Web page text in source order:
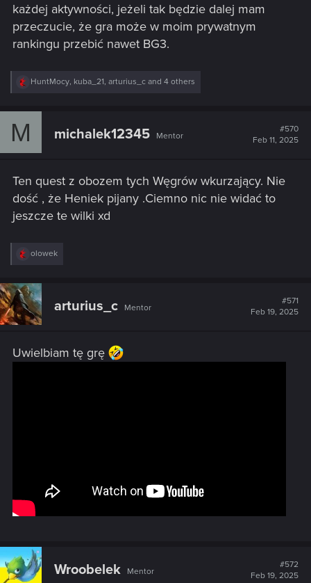
każdej aktywności, jeżeli tak będzie dalej mam
przeczucie, że gra może w moim prywatnym
rankingu przebić nawet BG3.
R
c
:
HuntMocy, kuba_21, arturius_c and 4 others
M michalek12345 Mentor
#570
Feb 11, 2025
Ten quest z obozem tych Węgrów wkurzający. Nie
dość , że Heniek pijany .Ciemno nic nie widać to
jeszcze te wilki xd
R
c
t
i
o
:
olowek
arturius_c Mentor
#571
Feb 19, 2025
Uwielbiam tę grę
Wroobelek Mentor
#572
Feb 19, 2025